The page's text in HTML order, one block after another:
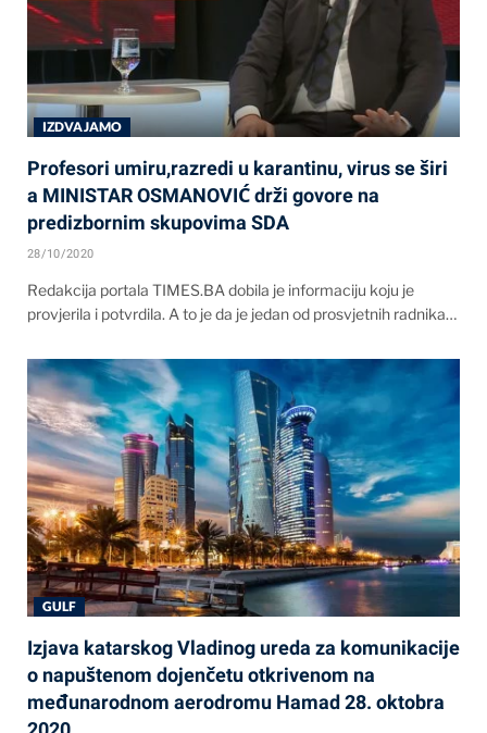
IZDVAJAMO
Profesori umiru,razredi u karantinu, virus se širi
a MINISTAR OSMANOVIĆ drži govore na
predizbornim skupovima SDA
28/10/2020
Redakcija portala TIMES.BA dobila je informaciju koju je
provjerila i potvrdila. A to je da je jedan od prosvjetnih radnika…
GULF
Izjava katarskog Vladinog ureda za komunikacije
o napuštenom dojenčetu otkrivenom na
međunarodnom aerodromu Hamad 28. oktobra